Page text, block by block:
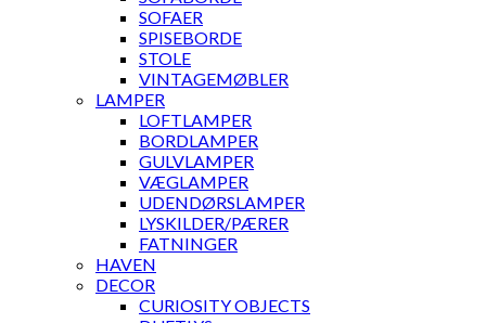
SOFAER
SPISEBORDE
STOLE
VINTAGEMØBLER
LAMPER
LOFTLAMPER
BORDLAMPER
GULVLAMPER
VÆGLAMPER
UDENDØRSLAMPER
LYSKILDER/PÆRER
FATNINGER
HAVEN
DECOR
CURIOSITY OBJECTS